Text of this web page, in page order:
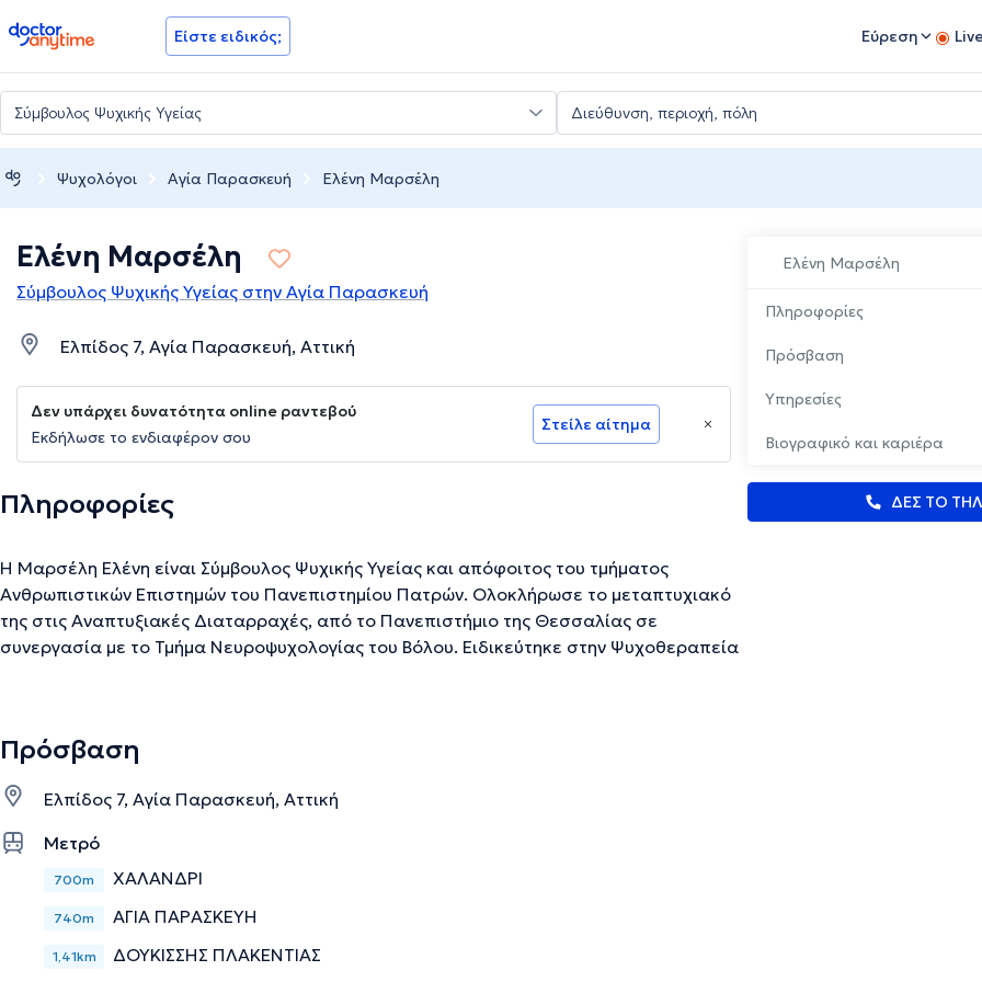
doctoranytime Είστε ειδικός; Εύρεση
Ψυχολόγοι Αγία Παρασκευή Ελένη Μαρσέλη
Ελένη Μαρσέλη
Πληροφορίες
Πρόσβαση
Υπηρεσίες
Βιογραφικό και καριέρα
ΔΕΣ ΤΟ
Ελένη Μαρσέλη
Σύμβουλος Ψυχικής Υγείας στην Αγία Παρασκευή
Ελπίδος 7, Αγία Παρασκευή, Αττική
Δεν υπάρχει δυνατότητα online ραντεβού
Εκδήλωσε το ενδιαφέρον σου
Στείλε αίτημα
Πληροφορίες
Η Μαρσέλη Ελένη είναι Σύμβουλος Ψυχικής Υγείας και απόφοιτος του τμήματος
Ανθρωπιστικών Επιστημών του Πανεπιστημίου Πατρών. Ολοκλήρωσε το μεταπτυχιακό
της στις Αναπτυξιακές Διαταρραχές, από το Πανεπιστήμιο της Θεσσαλίας σε
συνεργασία με το Τμήμα Νευροψυχολογίας του Βόλου. Ειδικεύτηκε στην Ψυχοθεραπεία
όπως επιμορφωτικά προγράμματα στην Εκπαιδευτική Ψυχολογία και Μαθησιακές
Βασικές ‘Έννοιες και Σύγχρονη Έκφραση, Ψυχόδραμα και Παιγνιοθεραπεία.
Την περιγραφή επιμελείται η ομάδα του doctoranytime βασισμένη σε επαληθευμένες πληροφορίες.
Πρόσβαση
Ελπίδος 7, Αγία Παρασκευή, Αττική
Μετρό
700m ΧΑΛΑΝΔΡΙ
740m ΑΓΙΑ ΠΑΡΑΣΚΕΥΗ
1,41km ΔΟΥΚΙΣΣΗΣ ΠΛΑΚΕΝΤΙΑΣ